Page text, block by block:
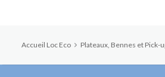
Accueil Loc Eco Plateaux, Bennes et Pick-